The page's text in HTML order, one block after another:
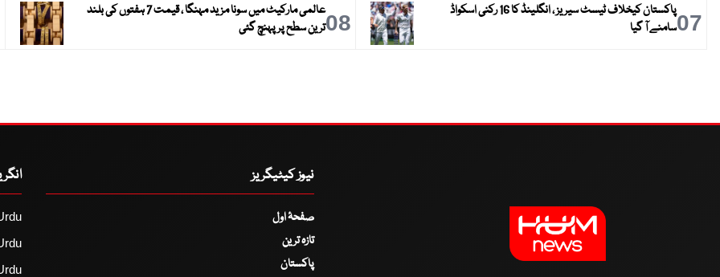
07
پاکستان کیخلاف ٹیسٹ سیریز ، انگلینڈ کا 16 رکنی اسکواڈ
سامنے آ گیا
08
عالمی مارکیٹ میں سونا مزید مہنگا ، قیمت 7 ہفتوں کی بلند
ترین سطح پر پہنچ گئی
نیوز کیٹیگریز
صفحۂ اول
تازہ ترین
پاکستان